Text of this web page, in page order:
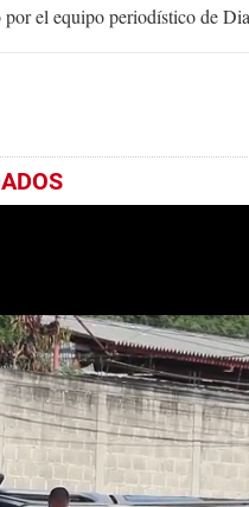
el equipo periodístico de